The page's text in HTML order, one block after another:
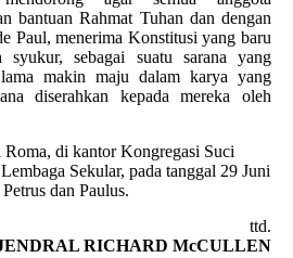
bantuan Rahmat Tuhan dan dengan
Paul, menerima Konstitusi yang baru
sebagai suatu sarana yang
makin maju dalam karya yang
diserahkan kepada mereka oleh
di kantor Kongregasi Suci
Sekular, pada tanggal 29 Juni
dan Paulus.
ttd.
RICHARD McCULLEN